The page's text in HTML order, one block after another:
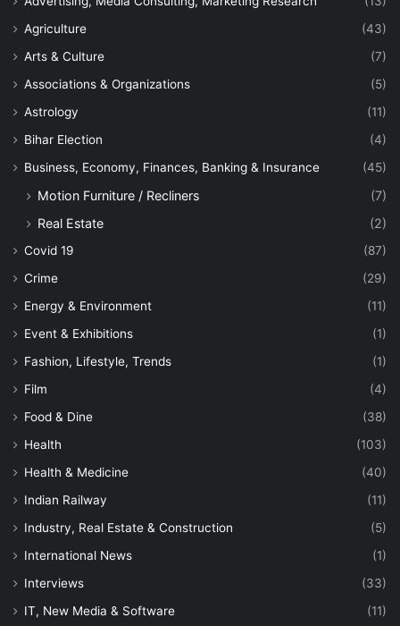
Agriculture
(43)
Arts & Culture
(7)
Associations & Organizations
(5)
Astrology
(11)
Bihar Election
(4)
Business, Economy, Finances, Banking & Insurance
(45)
Motion Furniture / Recliners
(7)
Real Estate
(2)
Covid 19
(87)
Crime
(29)
Energy & Environment
(11)
Event & Exhibitions
(1)
Fashion, Lifestyle, Trends
(1)
Film
(4)
Food & Dine
(38)
Health
(103)
Health & Medicine
(40)
Indian Railway
(11)
Industry, Real Estate & Construction
(5)
International News
(1)
Interviews
(33)
IT, New Media & Software
(11)